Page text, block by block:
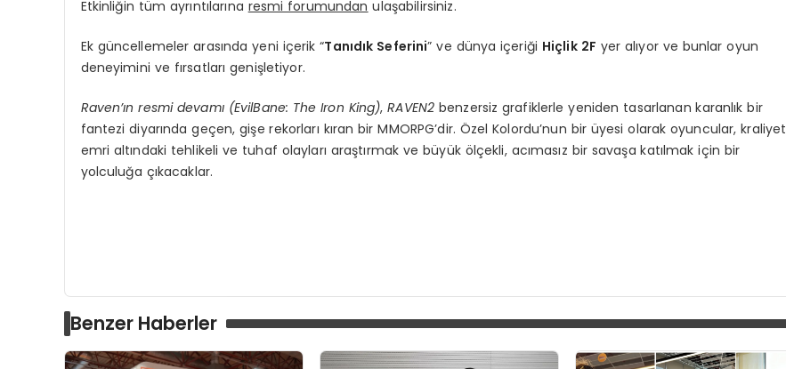
Etkinliğin tüm ayrıntılarına resmi forumundan ulaşabilirsiniz.
Ek güncellemeler arasında yeni içerik “Tanıdık Seferini” ve dünya içeriği Hiçlik 2F yer alıyor ve bunlar oyun
deneyimini ve fırsatları genişletiyor.
Raven’ın resmi devamı (EvilBane: The Iron King),RAVEN2 benzersiz grafiklerle yeniden tasarlanan karanlık bir
fantezi diyarında geçen, gişe rekorları kıran bir MMORPG’dir. Özel Kolordu’nun bir üyesi olarak oyuncular, kraliyet
emri altındaki tehlikeli ve tuhaf olayları araştırmak ve büyük ölçekli, acımasız bir savaşa katılmak için bir
yolculuğa çıkacaklar.
Benzer Haberler